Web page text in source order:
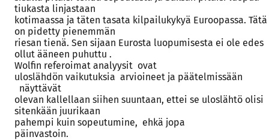
tiukasta linjastaan
kotimaassa ja täten tasata kilpailukykyä Euroopassa. Tätä
on pidetty pienemmän
riesan tienä. Sen sijaan Eurosta luopumisesta ei ole edes
ollut ääneen puhuttu .
Wolfin referoimat analyysit ovat
uloslähdön vaikutuksia arvioineet ja päätelmissään
näyttävät
olevan kallellaan siihen suuntaan, ettei se uloslähtö olisi
sitenkään juurikaan
pahempi kuin sopeutumine, ehkä jopa
päinvastoin.